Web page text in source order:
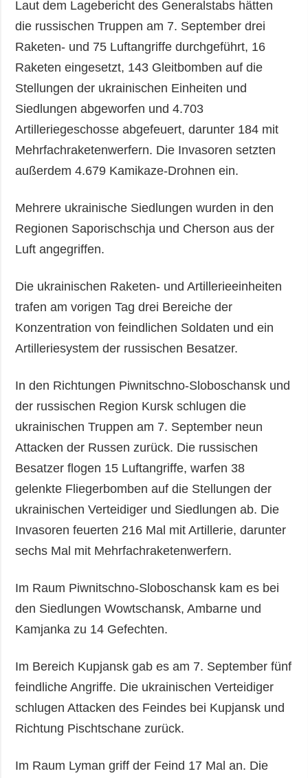
Video
Laut dem Lagebericht des Generalstabs hätten
die russischen Truppen am 7. September drei
Raketen- und 75 Luftangriffe durchgeführt, 16
Raketen eingesetzt, 143 Gleitbomben auf die
Stellungen der ukrainischen Einheiten und
Siedlungen abgeworfen und 4.703
Artilleriegeschosse abgefeuert, darunter 184 mit
Mehrfachraketenwerfern. Die Invasoren setzten
außerdem 4.679 Kamikaze-Drohnen ein.
Mehrere ukrainische Siedlungen wurden in den
Regionen Saporischschja und Cherson aus der
Luft angegriffen.
Die ukrainischen Raketen- und Artillerieeinheiten
trafen am vorigen Tag drei Bereiche der
Konzentration von feindlichen Soldaten und ein
Artilleriesystem der russischen Besatzer.
In den Richtungen Piwnitschno-Sloboschansk und
der russischen Region Kursk schlugen die
ukrainischen Truppen am 7. September neun
Attacken der Russen zurück. Die russischen
Besatzer flogen 15 Luftangriffe, warfen 38
gelenkte Fliegerbomben auf die Stellungen der
ukrainischen Verteidiger und Siedlungen ab. Die
Invasoren feuerten 216 Mal mit Artillerie, darunter
sechs Mal mit Mehrfachraketenwerfern.
Im Raum Piwnitschno-Sloboschansk kam es bei
den Siedlungen Wowtschansk, Ambarne und
Kamjanka zu 14 Gefechten.
Im Bereich Kupjansk gab es am 7. September fünf
feindliche Angriffe. Die ukrainischen Verteidiger
schlugen Attacken des Feindes bei Kupjansk und
Richtung Pischtschane zurück.
Im Raum Lyman griff der Feind 17 Mal an. Die